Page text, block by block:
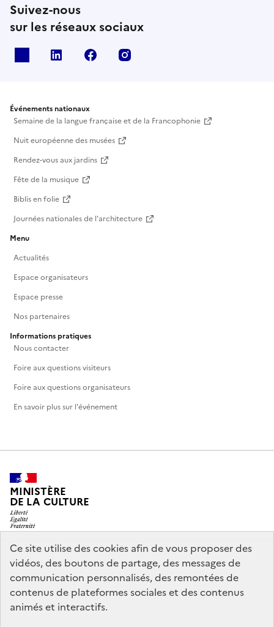
Ce site utilise des cookies afin de vous proposer des
vidéos, des boutons de partage, des messages de
communication personnalisés, des remontées de
contenus de plateformes sociales et des contenus
animés et interactifs.
Suivez-nous
sur les réseaux sociaux
Linkedin Facebook
Événements nationaux
Semaine de la langue française et de la Francophonie
Nuit européenne des musées
Rendez-vous aux jardins
Fête de la musique
Biblis en folie
Journées nationales de l'architecture
Menu
Actualités
Espace organisateurs
Espace presse
Nos partenaires
Informations pratiques
Nous contacter
Foire aux questions visiteurs
Foire aux questions organisateurs
En savoir plus sur l'événement
MINISTÈRE
DE LA CULTURE
legifrance.gouv.fr
info.gouv.fr
service-public.gouv.fr
data.gouv.fr